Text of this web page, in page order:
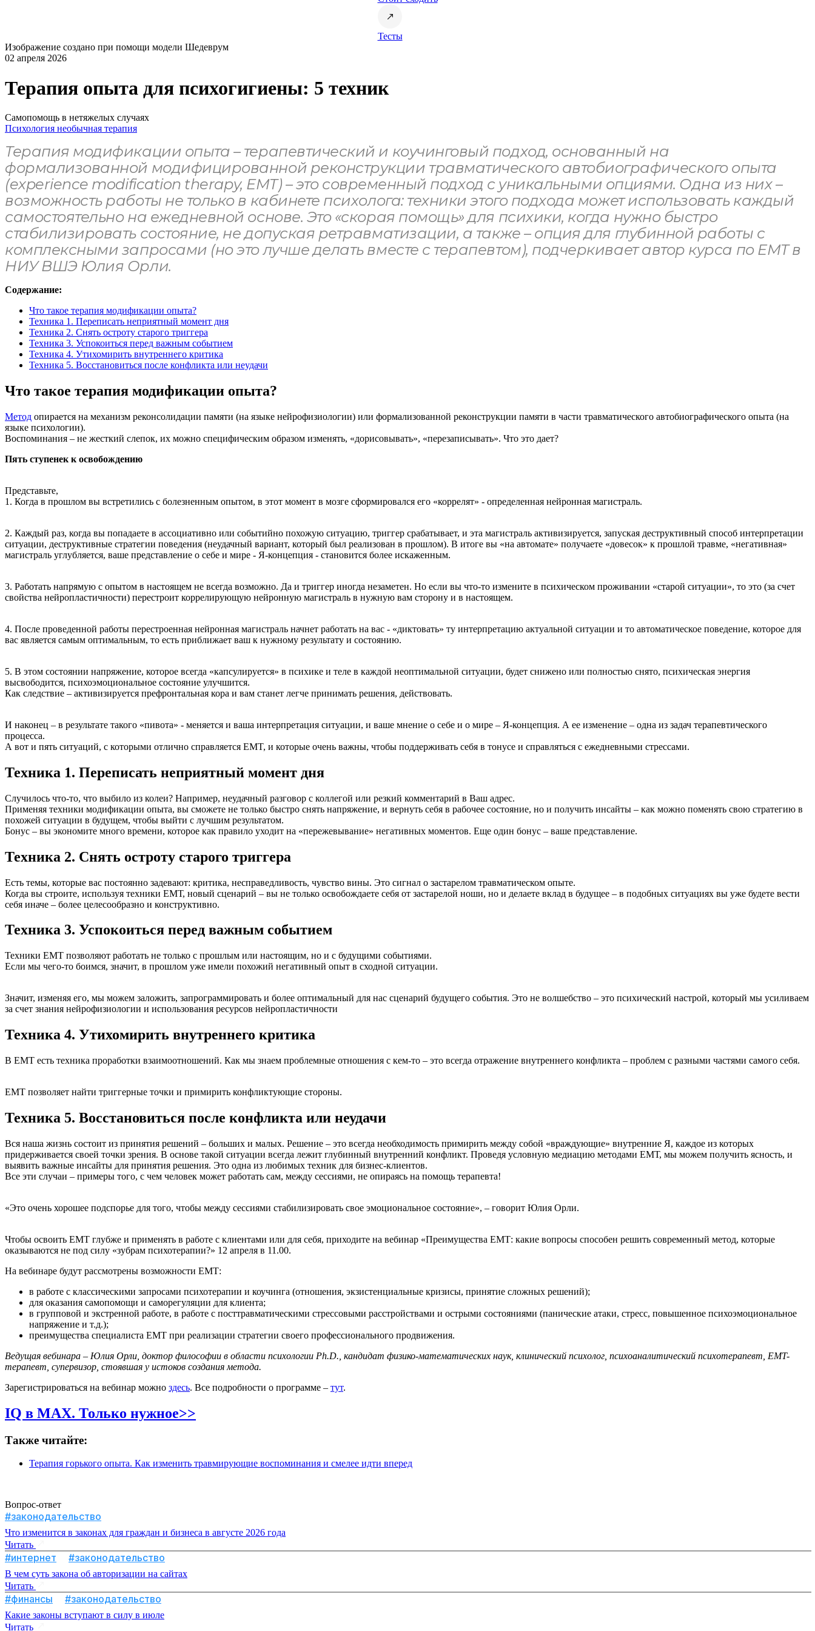
Тесты
Изображение создано при помощи модели Шедеврум
02 апреля 2026
Терапия опыта для психогигиены: 5 техник
Самопомощь в нетяжелых случаях
Психология необычная терапия
Терапия модификации опыта – терапевтический и коучинговый подход, основанный на
формализованной модифицированной реконструкции травматического автобиографического опыта
(experience modification therapy, EMT) – это современный подход с уникальными опциями. Одна из них –
возможность работы не только в кабинете психолога: техники этого подхода может использовать каждый
самостоятельно на ежедневной основе. Это «скорая помощь» для психики, когда нужно быстро
стабилизировать состояние, не допуская ретравматизации, а также – опция для глубинной работы с
комплексными запросами (но это лучше делать вместе с терапевтом), подчеркивает автор курса по EMT в
НИУ ВШЭ Юлия Орли.
Содержание:
Что такое терапия модификации опыта?
Техника 1. Переписать неприятный момент дня
Техника 2. Снять остроту старого триггера
Техника 3. Успокоиться перед важным событием
Техника 4. Утихомирить внутреннего критика
Техника 5. Восстановиться после конфликта или неудачи
Что такое терапия модификации опыта?
Метод опирается на механизм реконсолидации памяти (на языке нейрофизиологии) или формализованной реконструкции памяти в части травматического автобиографического опыта (на
языке психологии).
Воспоминания – не жесткий слепок, их можно специфическим образом изменять, «дорисовывать», «перезаписывать». Что это дает?
Пять ступенек к освобождению
Представьте,
1. Когда в прошлом вы встретились с болезненным опытом, в этот момент в мозге сформировался его «коррелят» - определенная нейронная магистраль.
2. Каждый раз, когда вы попадаете в ассоциативно или событийно похожую ситуацию, триггер срабатывает, и эта магистраль активизируется, запуская деструктивный способ интерпретации
ситуации, деструктивные стратегии поведения (неудачный вариант, который был реализован в прошлом). В итоге вы «на автомате» получаете «довесок» к прошлой травме, «негативная»
магистраль углубляется, ваше представление о себе и мире - Я-концепция - становится более искаженным.
3. Работать напрямую с опытом в настоящем не всегда возможно. Да и триггер иногда незаметен. Но если вы что-то измените в психическом проживании «старой ситуации», то это (за счет
свойства нейропластичности) перестроит коррелирующую нейронную магистраль в нужную вам сторону и в настоящем.
4. После проведенной работы перестроенная нейронная магистраль начнет работать на вас - «диктовать» ту интерпретацию актуальной ситуации и то автоматическое поведение, которое для
вас является самым оптимальным, то есть приближает ваш к нужному результату и состоянию.
5. В этом состоянии напряжение, которое всегда «капсулируется» в психике и теле в каждой неоптимальной ситуации, будет снижено или полностью снято, психическая энергия
высвободится, психоэмоциональное состояние улучшится.
Как следствие – активизируется префронтальная кора и вам станет легче принимать решения, действовать.
И наконец – в результате такого «пивота» - меняется и ваша интерпретация ситуации, и ваше мнение о себе и о мире – Я-концепция. А ее изменение – одна из задач терапевтического
процесса.
А вот и пять ситуаций, с которыми отлично справляется EMT, и которые очень важны, чтобы поддерживать себя в тонусе и справляться с ежедневными стрессами.
Техника 1. Переписать неприятный момент дня
Случилось что-то, что выбило из колеи? Например, неудачный разговор с коллегой или резкий комментарий в Ваш адрес.
Применяя техники модификации опыта, вы сможете не только быстро снять напряжение, и вернуть себя в рабочее состояние, но и получить инсайты – как можно поменять свою стратегию в
похожей ситуации в будущем, чтобы выйти с лучшим результатом.
Бонус – вы экономите много времени, которое как правило уходит на «пережевывание» негативных моментов. Еще один бонус – ваше представление.
Техника 2. Снять остроту старого триггера
Есть темы, которые вас постоянно задевают: критика, несправедливость, чувство вины. Это сигнал о застарелом травматическом опыте.
Когда вы строите, используя техники ЕМТ, новый сценарий – вы не только освобождаете себя от застарелой ноши, но и делаете вклад в будущее – в подобных ситуациях вы уже будете вести
себя иначе – более целесообразно и конструктивно.
Техника 3. Успокоиться перед важным событием
Техники ЕМТ позволяют работать не только с прошлым или настоящим, но и с будущими событиями.
Если мы чего-то боимся, значит, в прошлом уже имели похожий негативный опыт в сходной ситуации.
Значит, изменяя его, мы можем заложить, запрограммировать и более оптимальный для нас сценарий будущего события. Это не волшебство – это психический настрой, который мы усиливаем
за счет знания нейрофизиологии и использования ресурсов нейропластичности
Техника 4. Утихомирить внутреннего критика
В ЕМТ есть техника проработки взаимоотношений. Как мы знаем проблемные отношения с кем-то – это всегда отражение внутреннего конфликта – проблем с разными частями самого себя.
ЕМТ позволяет найти триггерные точки и примирить конфликтующие стороны.
Техника 5. Восстановиться после конфликта или неудачи
Вся наша жизнь состоит из принятия решений – больших и малых. Решение – это всегда необходимость примирить между собой «враждующие» внутренние Я, каждое из которых
придерживается своей точки зрения. В основе такой ситуации всегда лежит глубинный внутренний конфликт. Проведя условную медиацию методами ЕМТ, мы можем получить ясность, и
выявить важные инсайты для принятия решения. Это одна из любимых техник для бизнес-клиентов.
Все эти случаи – примеры того, с чем человек может работать сам, между сессиями, не опираясь на помощь терапевта!
«Это очень хорошее подспорье для того, чтобы между сессиями стабилизировать свое эмоциональное состояние», – говорит Юлия Орли.
Чтобы освоить EMT глубже и применять в работе с клиентами или для себя, приходите на вебинар «Преимущества ЕМТ: какие вопросы способен решить современный метод, которые
оказываются не под силу «зубрам психотерапии?» 12 апреля в 11.00.
На вебинаре будут рассмотрены возможности ЕМТ:
в работе с классическими запросами психотерапии и коучинга (отношения, экзистенциальные кризисы, принятие сложных решений);
для оказания самопомощи и саморегуляции для клиента;
в групповой и экстренной работе, в работе с посттравматическими стрессовыми расстройствами и острыми состояниями (панические атаки, стресс, повышенное психоэмоциональное
напряжение и т.д.);
преимущества специалиста ЕМТ при реализации стратегии своего профессионального продвижения.
Ведущая вебинара – Юлия Орли, доктор философии в области психологии Ph.D., кандидат физико-математических наук, клинический психолог, психоаналитический психотерапевт, EMT-
терапевт, супервизор, стоявшая у истоков создания метода.
Зарегистрироваться на вебинар можно здесь. Все подробности о программе – тут.
IQ в MAX. Только нужное>>
Также читайте:
Терапия горького опыта. Как изменить травмирующие воспоминания и смелее идти вперед
Вопрос-ответ
#законодательство
Что изменится в законах для граждан и бизнеса в августе 2026 года
Читать
#интернет #законодательство
В чем суть закона об авторизации на сайтах
Читать
#финансы #законодательство
Какие законы вступают в силу в июле
Читать